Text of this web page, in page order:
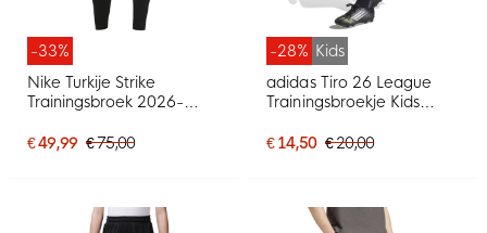
-33%
Nike Turkije Strike
Trainingsbroek 2026-
€ 49,99 € 75,00
-28% Kids
adidas Tiro 26 League
Trainingsbroekje Kids
€ 14,50 € 20,00